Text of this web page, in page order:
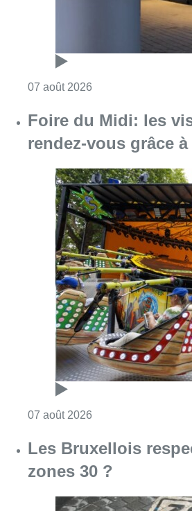
07 août 2026
Foire du Midi: les
rendez-vous grâce
07 août 2026
Les Bruxellois
zones 30 ?